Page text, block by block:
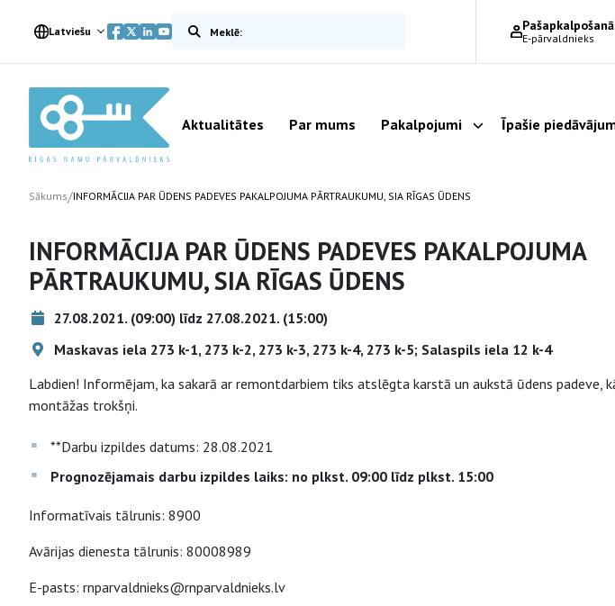
Latviešu Meklēt vietnē
E-pārvaldnieks
Aktualitātes Par mums Pakalpojumi Parādīt apakšizvēlni
Īpašie
Sākums/INFORMĀCIJA PAR ŪDENS PADEVES PAKALPOJUMA PĀRTRAUKUMU, SIA RĪGAS ŪDENS
INFORMĀCIJA PAR ŪDENS PADEVES PAKALPOJUMA
PĀRTRAUKUMU, SIA RĪGAS ŪDENS
27.08.2021. (09:00) līdz 27.08.2021. (15:00)
Maskavas iela 273 k-1, 273 k-2, 273 k-3, 273 k-4, 273 k-5; Salaspils iela 12 k-4
Labdien! Informējam, ka sakarā ar remontdarbiem tiks atslēgta karstā un aukstā ūdens padeve,
montāžas trokšņi.
**Darbu izpildes datums: 28.08.2021
Prognozējamais darbu izpildes laiks: no plkst. 09:00 līdz plkst. 15:00
Informatīvais tālrunis: 8900
Avārijas dienesta tālrunis: 80008989
E-pasts: rnparvaldnieks@rnparvaldnieks.lv